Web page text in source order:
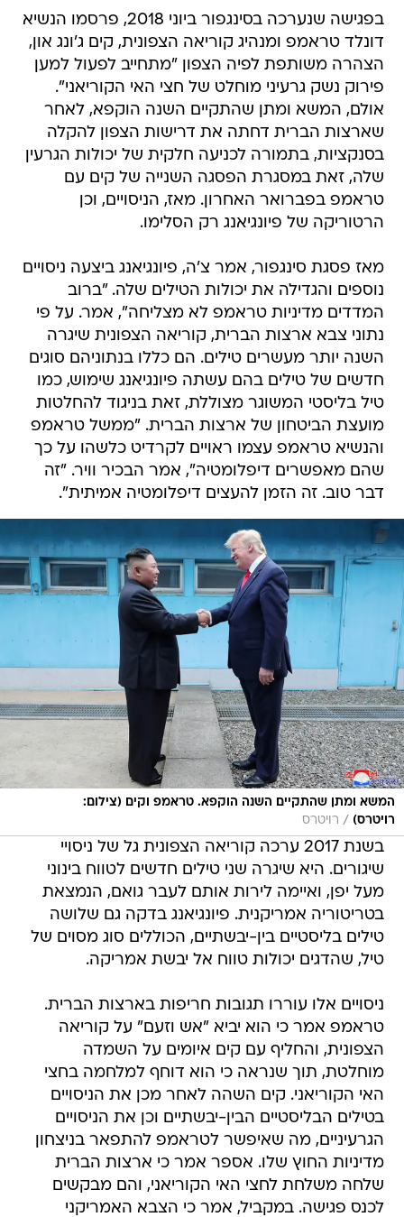
בפגישה שנערכה בסינגפור ביוני 2018, פרסמו הנשיא
דונלד טראמפ ומנהיג קוריאה הצפונית, קים ג'ונג און,
הצהרה משותפת לפיה הצפון "מתחייב לפעול למען
פירוק נשק גרעיני מוחלט של חצי האי הקוריאני".
אולם, המשא ומתן שהתקיים השנה הוקפא, לאחר
שארצות הברית דחתה את דרישות הצפון להקלה
בסנקציות, בתמורה לכניעה חלקית של יכולות הגרעין
שלה, זאת במסגרת הפסגה השנייה של קים עם
טראמפ בפברואר האחרון. מאז, הניסויים, וכן
הרטוריקה של פיונגיאנג רק הסלימו.
מאז פסגת סינגפור, אמר צ'ה, פיונגיאנג ביצעה ניסויים
נוספים והגדילה את יכולות הטילים שלה. "ברוב
המדדים מדיניות טראמפ לא מצליחה", אמר. על פי
נתוני צבא ארצות הברית, קוריאה הצפונית שיגרה
השנה יותר מעשרים טילים. הם כללו בנתוניהם סוגים
חדשים של טילים בהם עשתה פיונגיאנג שימוש, כמו
טיל בליסטי המשוגר מצוללת, זאת בניגוד להחלטות
מועצת הביטחון של ארצות הברית. "ממשל טראמפ
והנשיא טראמפ עצמו ראויים לקרדיט כלשהו על כך
שהם מאפשרים דיפלומטיה", אמר הבכיר וויר. "זה
דבר טוב. זה הזמן להעצים דיפלומטיה אמיתית".
המשא ומתן שהתקיים השנה הוקפא. טראמפ וקים (צילום:
רויטרס) / רויטרס
בשנת 2017 ערכה קוריאה הצפונית גל של ניסויי
שיגורים. היא שיגרה שני טילים חדשים לטווח בינוני
מעל יפן, ואיימה לירות אותם לעבר גואם, הנמצאת
בטריטוריה אמריקנית. פיונגיאנג בדקה גם שלושה
טילים בליסטיים בין-יבשתיים, הכוללים סוג מסוים של
טיל, שהדגים יכולות טווח אל יבשת אמריקה.
ניסויים אלו עוררו תגובות חריפות בארצות הברית.
טראמפ אמר כי הוא יביא "אש וזעם" על קוריאה
הצפונית, והחליף עם קים איומים על השמדה
מוחלטת, תוך שנראה כי הוא דוחף למלחמה בחצי
האי הקוריאני. קים השהה לאחר מכן את הניסויים
בטילים הבליסטיים הבין-יבשתיים וכן את הניסויים
הגרעיניים, מה שאיפשר לטראמפ להתפאר בניצחון
מדיניות החוץ שלו. אספר אמר כי ארצות הברית
שלחה משלחת לחצי האי הקוריאני, והם מבקשים
לכנס פגישה. במקביל, אמר כי הצבא האמריקני